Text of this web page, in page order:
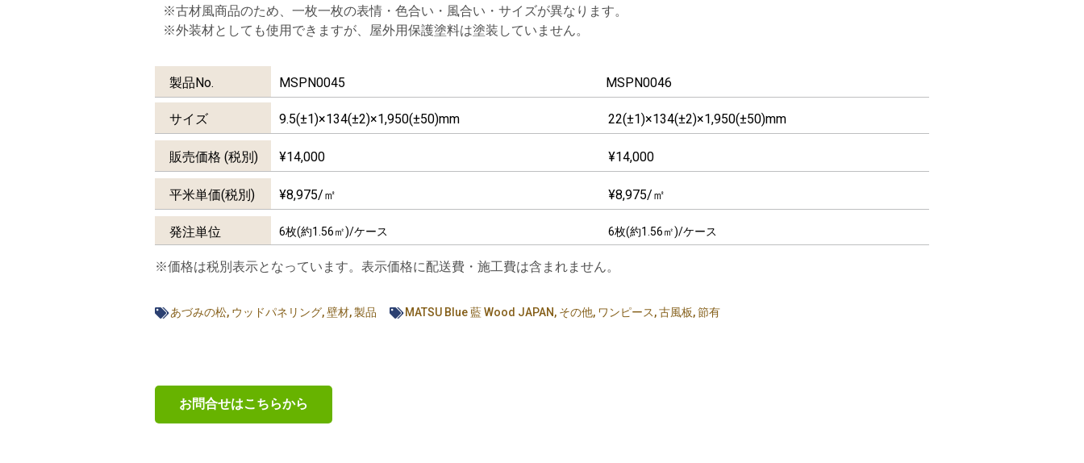
※古材風商品のため、一枚一枚の表情・色合い・風合い・サイズが異なります。
※外装材としても使用できますが、屋外用保護塗料は塗装していません。
製品No. MSPN0045 MSPN0046
サイズ 9.5(±1)×134(±2)×1,950(±50)mm 22(±1)×134(±2)×1,950(±50)mm
販売価格 (税別) ¥14,000 ¥14,000
平米単価(税別) ¥8,975/㎡ ¥8,975/㎡
発注単位 6枚(約1.56㎡)/ケース 6枚(約1.56㎡)/ケース
※価格は税別表示となっています。表示価格に配送費・施工費は含まれません。
あづみの松, ウッドパネリング,壁材,製品 MATSU Blue 藍 Wood JAPAN, その他, ワンピース,古風板,節有
お問合せはこちらから